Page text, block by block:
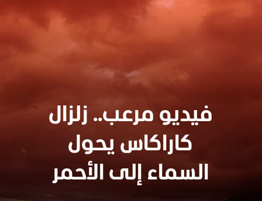
فيديو مرعب.. زلزال
كاراكاس يحول
السماء إلى الأحمر